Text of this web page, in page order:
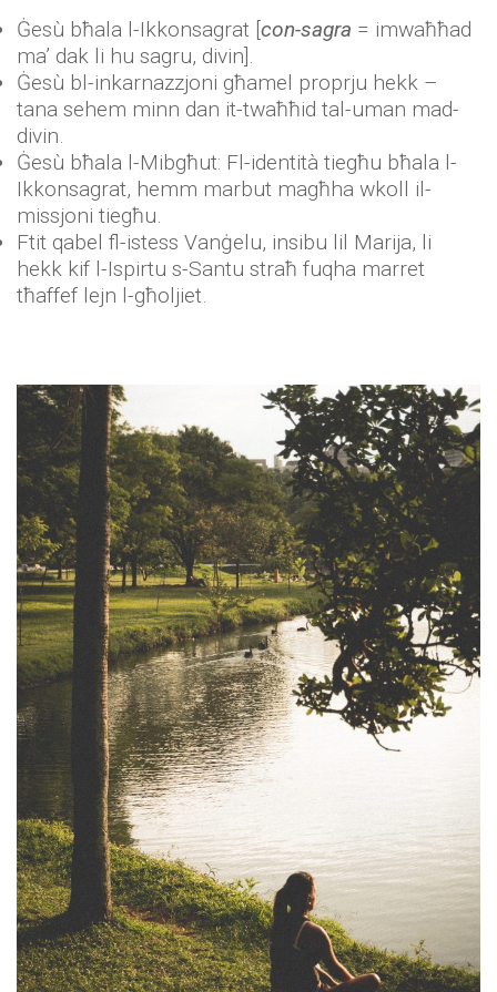
Ġesù bħala l-Ikkonsagrat [con-sagra = imwaħħad
ma’ dak li hu sagru, divin].
Ġesù bl-inkarnazzjoni għamel proprju hekk –
tana sehem minn dan it-twaħħid tal-uman mad-
divin.
Ġesù bħala l-Mibgħut: Fl-identità tiegħu bħala l-
Ikkonsagrat, hemm marbut magħha wkoll il-
missjoni tiegħu.
Ftit qabel fl-istess Vanġelu, insibu lil Marija, li
hekk kif l-Ispirtu s-Santu straħ fuqha marret
tħaffef lejn l-għoljiet.